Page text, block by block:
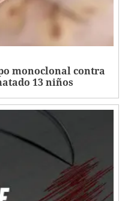
monoclonal contra
13 niños